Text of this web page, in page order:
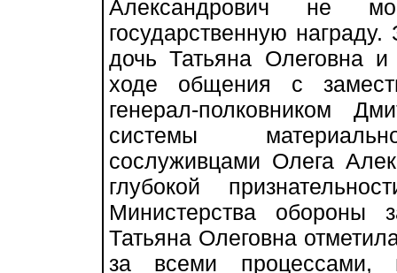
Александрович не
государственную
дочь Татьяна Олеговна
ходе общения с
генерал-полковником
системы
сослуживцами Олега
глубокой
Министерства обороны
Татьяна Олеговна
за всеми процессами,